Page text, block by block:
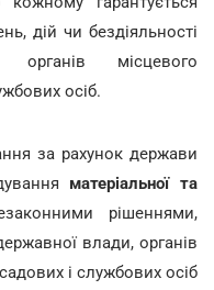
дій чи бездіяльності
місцевого
осіб.
за рахунок держави
матеріальної та
рішеннями,
влади, органів
і службових осіб